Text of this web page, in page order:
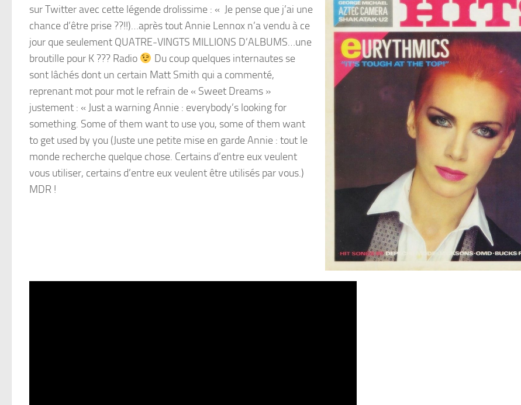
sur Twitter avec cette légende drolissime : « Je pense que j’ai une
chance d’être prise ??!!)…après tout Annie Lennox n’a vendu à ce
jour que seulement QUATRE-VINGTS MILLIONS D’ALBUMS…une
broutille pour K ??? Radio
Du coup quelques internautes se
sont lâchés dont un certain Matt Smith qui a commenté,
reprenant mot pour mot le refrain de « Sweet Dreams »
justement : « Just a warning Annie : everybody’s looking for
something. Some of them want to use you, some of them want
to get used by you (Juste une petite mise en garde Annie : tout le
monde recherche quelque chose. Certains d’entre eux veulent
vous utiliser, certains d’entre eux veulent être utilisés par vous.)
MDR !